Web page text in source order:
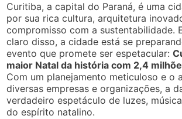
Curitiba, a capital do Paraná, é uma
por sua rica cultura, arquitetura
compromisso com a sustentabilidade.
claro disso, a cidade está se
evento que promete ser espetacular:
maior Natal da história com 2,4
Com um planejamento meticuloso e o
diversas empresas e organizações, a
verdadeiro espetáculo de luzes,
do espírito natalino.